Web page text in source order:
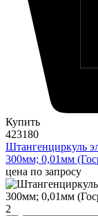
Купить
423180
Штангенциркуль
300мм; 0,01мм
цена по запросу
2